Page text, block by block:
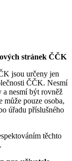
stránek ČČK
jsou určeny jen
ČČK. Nesmí
a nesmí být rovněž
pouze osoba,
úřadu příslušného
těchto